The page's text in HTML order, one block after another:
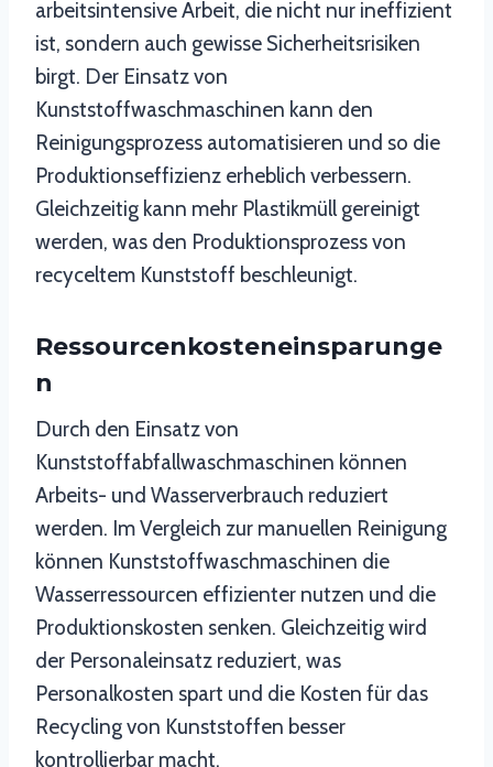
arbeitsintensive Arbeit, die nicht nur ineffizient
ist, sondern auch gewisse Sicherheitsrisiken
birgt. Der Einsatz von
Kunststoffwaschmaschinen kann den
Reinigungsprozess automatisieren und so die
Produktionseffizienz erheblich verbessern.
Gleichzeitig kann mehr Plastikmüll gereinigt
werden, was den Produktionsprozess von
recyceltem Kunststoff beschleunigt.
Ressourcenkosteneinsparunge
N
Durch den Einsatz von
Kunststoffabfallwaschmaschinen können
Arbeits- und Wasserverbrauch reduziert
werden. Im Vergleich zur manuellen Reinigung
können Kunststoffwaschmaschinen die
Wasserressourcen effizienter nutzen und die
Produktionskosten senken. Gleichzeitig wird
der Personaleinsatz reduziert, was
Personalkosten spart und die Kosten für das
Recycling von Kunststoffen besser
kontrollierbar macht.